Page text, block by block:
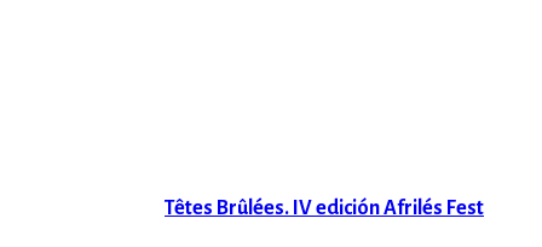
Têtes Brûlées. IV edición Afrilés Fest